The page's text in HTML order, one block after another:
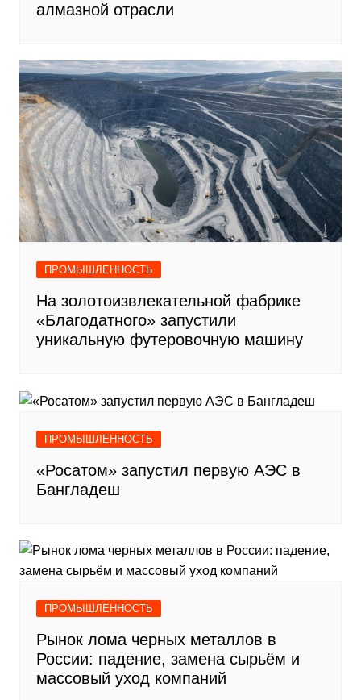
алмазной отрасли
ПРОМЫШЛЕННОСТЬ
На золотоизвлекательной фабрике
«Благодатного» запустили
уникальную футеровочную машину
ПРОМЫШЛЕННОСТЬ
«Росатом» запустил первую АЭС в
Бангладеш
ПРОМЫШЛЕННОСТЬ
Рынок лома черных металлов в
России: падение, замена сырьём и
массовый уход компаний